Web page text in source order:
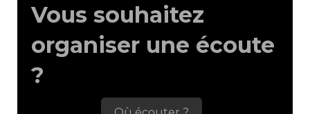
Vous souhaitez
organiser une écoute
?